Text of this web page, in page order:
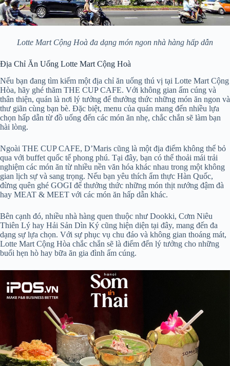
Lotte Mart Cộng Hoà đa dạng món ngon nhà hàng hấp dẫn
Địa Chỉ Ăn Uống Lotte Mart Cộng Hoà
Nếu bạn đang tìm kiếm một địa chỉ ăn uống thú vị tại Lotte Mart Cộng
Hòa, hãy ghé thăm THE CUP CAFE. Với không gian ấm cúng và
thân thiện, quán là nơi lý tưởng để thưởng thức những món ăn ngon và
thư giãn cùng bạn bè. Đặc biệt, menu của quán mang đến nhiều lựa
chọn hấp dẫn từ đồ uống đến các món ăn nhẹ, chắc chắn sẽ làm bạn
hài lòng.
Ngoài THE CUP CAFE, D’Maris cũng là một địa điểm không thể bỏ
qua với buffet quốc tế phong phú. Tại đây, bạn có thể thoải mái trải
nghiệm các món ăn từ nhiều nền văn hóa khác nhau trong một không
gian lịch sự và sang trọng. Nếu bạn yêu thích ẩm thực Hàn Quốc,
đừng quên ghé GOGI để thưởng thức những món thịt nướng đậm đà
hay MEAT & MEET với các món ăn hấp dẫn khác.
Bên cạnh đó, nhiều nhà hàng quen thuộc như Dookki, Cơm Niêu
Thiên Lý hay Hải Sản Dìn Ký cũng hiện diện tại đây, mang đến đa
dạng sự lựa chọn. Với sự phục vụ chu đáo và không gian thoáng mát,
Lotte Mart Cộng Hòa chắc chắn sẽ là điểm đến lý tưởng cho những
buổi hẹn hò hay bữa ăn gia đình ấm cúng.